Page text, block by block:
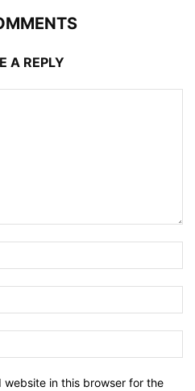
A REPLY
website in this browser for the